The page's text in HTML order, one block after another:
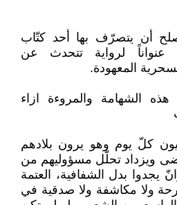
أن يتصرّف بها أحد كتّاب
عنواناً لرواية تتحدث عن
المعهودة.
الشهامة والمروءة ازاء
كلّ يوم وهو يرون بلادهم
ويزداد تحلّل مسؤوليهم من
يجدوا بدل الشفافية، العتمة
ولا مكاشفة ولا صدقية في